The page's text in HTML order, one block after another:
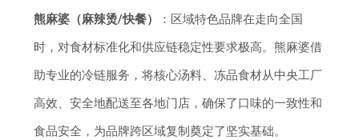
熊麻婆（麻辣烫/快餐）
：区域特色品牌在走向全国
时，对食材标准化和供应链稳定性要求极高。熊麻婆借
助专业的冷链服务，将核心汤料、冻品食材从中央工厂
高效、安全地配送至各地门店，确保了口味的一致性和
食品安全，为品牌跨区域复制奠定了坚实基础。